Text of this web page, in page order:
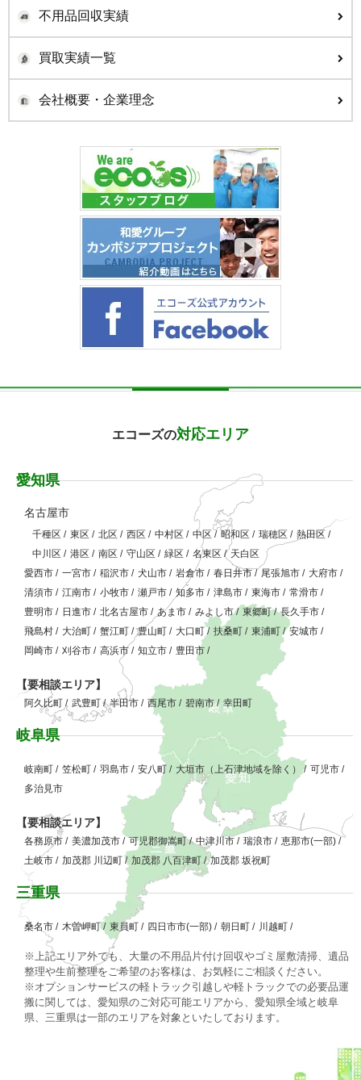
不用品回収実績
買取実績一覧
会社概要・企業理念
エコーズの対応エリア
愛知県
名古屋市
千種区 / 東区 / 北区 / 西区 / 中村区 / 中区 / 昭和区 / 瑞穂区 / 熱田区 /
中川区 / 港区 / 南区 / 守山区 / 緑区 / 名東区 / 天白区
愛西市 / 一宮市 / 稲沢市 / 犬山市 / 岩倉市 / 春日井市 / 尾張旭市 / 大府市 /
清須市 / 江南市 / 小牧市 / 瀬戸市 / 知多市 / 津島市 / 東海市 / 常滑市 /
豊明市 / 日進市 / 北名古屋市 / あま市 / みよし市/ 東郷町/ 長久手市 /
飛島村 / 大治町 / 蟹江町 / 豊山町 / 大口町/ 扶桑町 / 東浦町 / 安城市 /
岡崎市 / 刈谷市 / 高浜市 / 知立市 / 豊田市 /
【要相談エリア】
阿久比町 / 武豊町/ 半田市 / 西尾市 / 碧南市/ 幸田町
岐阜県
岐南町 / 笠松町 / 羽島市 / 安八町 / 大垣市（上石津地域を除く） / 可児市 /
多治見市
【要相談エリア】
各務原市 / 美濃加茂市 / 可児郡御嵩町/ 中津川市 / 瑞浪市 / 恵那市(一部) /
土岐市 / 加茂郡 川辺町/ 加茂郡 八百津町 / 加茂郡 坂祝町
三重県
桑名市 / 木曽岬町/ 東員町 / 四日市市(一部) / 朝日町 / 川越町 /
※上記エリア外でも、大量の不用品片付け回収やゴミ屋敷清掃、遺品
整理や生前整理をご希望のお客様は、お気軽にご相談ください。
※オプションサービスの軽トラック引越しや軽トラックでの必要品運
搬に関しては、愛知県のご対応可能エリアから、愛知県全域と岐阜
県、三重県は一部のエリアを対象といたしております。